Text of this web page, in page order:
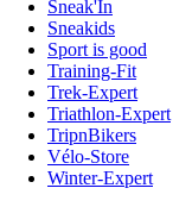
Sneak'In
Sneakids
Sport is good
Training-Fit
Trek-Expert
Triathlon-Expert
TripnBikers
Vélo-Store
Winter-Expert